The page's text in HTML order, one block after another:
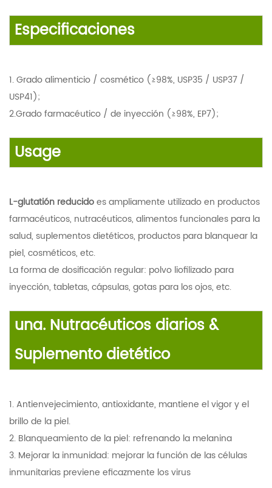
Especificaciones
1. Grado alimenticio / cosmético (≥98%, USP35 / USP37 /
USP41);
2.Grado farmacéutico / de inyección (≥98%, EP7);
Usage
L-glutatión reducidoes ampliamente utilizado en productos
farmacéuticos, nutracéuticos, alimentos funcionales para la
salud, suplementos dietéticos, productos para blanquear la
piel, cosméticos, etc.
La forma de dosificación regular: polvo liofilizado para
inyección, tabletas, cápsulas, gotas para los ojos, etc.
una. Nutracéuticos diarios &
Suplemento dietético
1. Antienvejecimiento, antioxidante, mantiene el vigor y el
brillo de la piel.
2. Blanqueamiento de la piel: refrenando la melanina
3. Mejorar la inmunidad: mejorar la función de las células
inmunitarias previene eficazmente los virus